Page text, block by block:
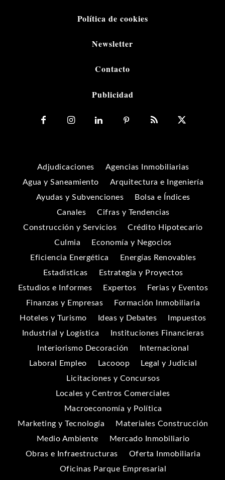
Política de cookies
Newsletter
Contacto
Publicidad
Adjudicaciones
Agencias Inmobiliarias
Agua y Saneamiento
Arquitectura e Ingeniería
Ayudas y Subvenciones
Bolsa e Índices
Canales
Cifras y Tendencias
Construcción y Servicios
Crédito Hipotecario
Culmia
Economía y Negocios
Eficiencia Energética
Energías Renovables
Estadísticas
Estrategia y Proyectos
Estudios e Informes
Expertos
Ferias y Eventos
Finanzas y Empresas
Formación Inmobiliaria
Hoteles y Turismo
Ideas y Debates
Impuestos
Industrial y Logística
Instituciones Financieras
Interiorismo Decoración
Internacional
Laboral Empleo
Lacooop
Legal y Judicial
Licitaciones y Concursos
Locales y Centros Comerciales
Macroeconomía y Política
Marketing y Tecnología
Materiales Construcción
Medio Ambiente
Mercado Inmobiliario
Obras e Infraestructuras
Oferta Inmobiliaria
Oficinas Parque Empresarial